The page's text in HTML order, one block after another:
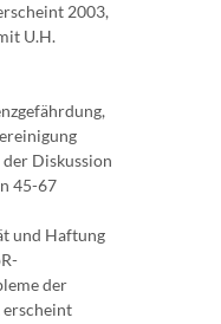
2003,
U.H.
Diskussion
45-67
und Haftung
der
erscheint